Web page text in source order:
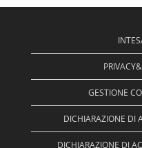
GESTIONE
DICHIARAZIONE DI
DICHIARAZIONE DI